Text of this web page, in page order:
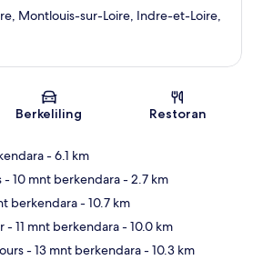
Montlouis-sur-Loire, Indre-et-Loire,
Berkeliling Restoran
- 6.1 km
- 10 mnt berkendara- 2.7 km
berkendara- 10.7 km
- 11 mnt berkendara- 10.0 km
- 13 mnt berkendara- 10.3 km